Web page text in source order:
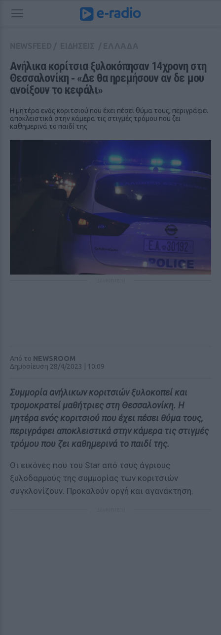
Ανήλικα κορίτσια ξυλοκόπησαν 14χρονη στη
Θεσσαλονίκη ‑ «Δε θα ηρεμήσουν αν δε μου
ανοίξουν το κεφάλι»
Η μητέρα ενός κοριτσιού που έχει πέσει θύμα τους, περιγράφει
αποκλειστικά στην κάμερα τις στιγμές τρόμου που ζει
καθημερινά το παιδί της
Από το NEWSROOM
Δημοσίευση 28/4/2023 | 10:09
Συμμορία ανήλικων κοριτσιών ξυλοκοπεί και
τρομοκρατεί μαθήτριες στη Θεσσαλονίκη. Η
μητέρα ενός κοριτσιού που έχει πέσει θύμα τους,
περιγράφει αποκλειστικά στην κάμερα τις στιγμές
τρόμου που ζει καθημερινά το παιδί της.
Οι εικόνες που του Star από τους άγριους
ξυλοδαρμούς της συμμορίας των κοριτσιών
συγκλονίζουν. Προκαλούν οργή και αγανάκτηση.